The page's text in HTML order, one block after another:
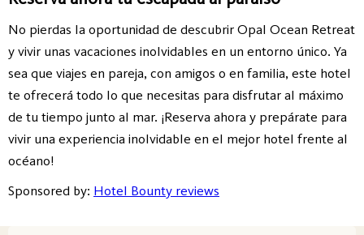
No pierdas la oportunidad de descubrir Opal Ocean Retreat
y vivir unas vacaciones inolvidables en un entorno único. Ya
sea que viajes en pareja, con amigos o en familia, este hotel
te ofrecerá todo lo que necesitas para disfrutar al máximo
de tu tiempo junto al mar. ¡Reserva ahora y prepárate para
vivir una experiencia inolvidable en el mejor hotel frente al
océano!
Sponsored by: Hotel Bounty reviews